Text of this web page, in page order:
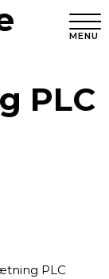
MENU
PLC
PLC